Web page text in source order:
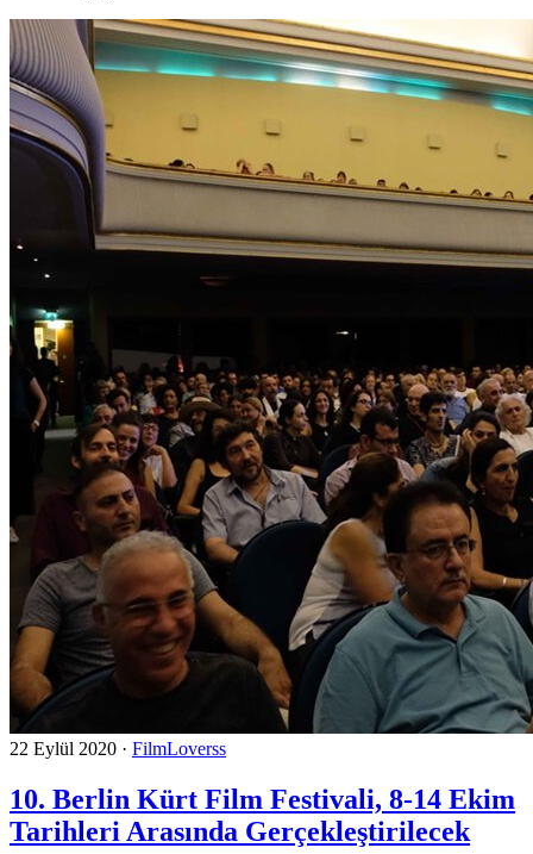
22 Eylül 2020 · FilmLoverss
10. Berlin Kürt Film Festivali, 8-14 Ekim
Tarihleri Arasında Gerçekleştirilecek